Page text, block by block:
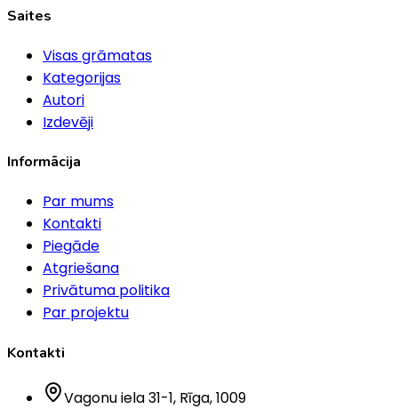
Saites
Visas grāmatas
Kategorijas
Autori
Izdevēji
Informācija
Par mums
Kontakti
Piegāde
Atgriešana
Privātuma politika
Par projektu
Kontakti
Vagonu iela 31-1, Rīga, 1009